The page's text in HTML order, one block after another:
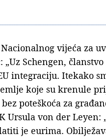
vijeća za
„Uz Schengen,
integraciju. Itekako
koje su krenule
poteškoća za
Ursula von der Leyen:
je eurima.